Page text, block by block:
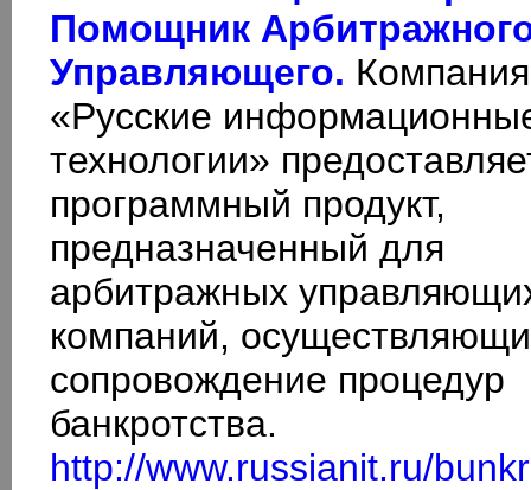
Помощник
Управляющего. Компания
«Русские
технологии»
программный продукт,
предназначенный для
арбитражных
компаний,
сопровождение процедур
банкротства.
http://www.russianit.ru/